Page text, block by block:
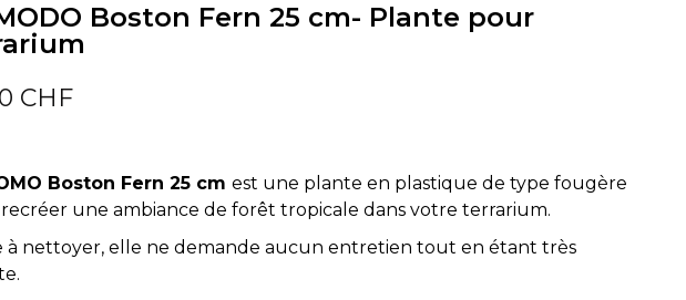
Boston Fern 25 cm- Plante pour
CHF
Boston Fern 25 cm est une plante en plastique de type fougère
une ambiance de forêt tropicale dans votre terrarium.
à nettoyer, elle ne demande aucun entretien tout en étant très